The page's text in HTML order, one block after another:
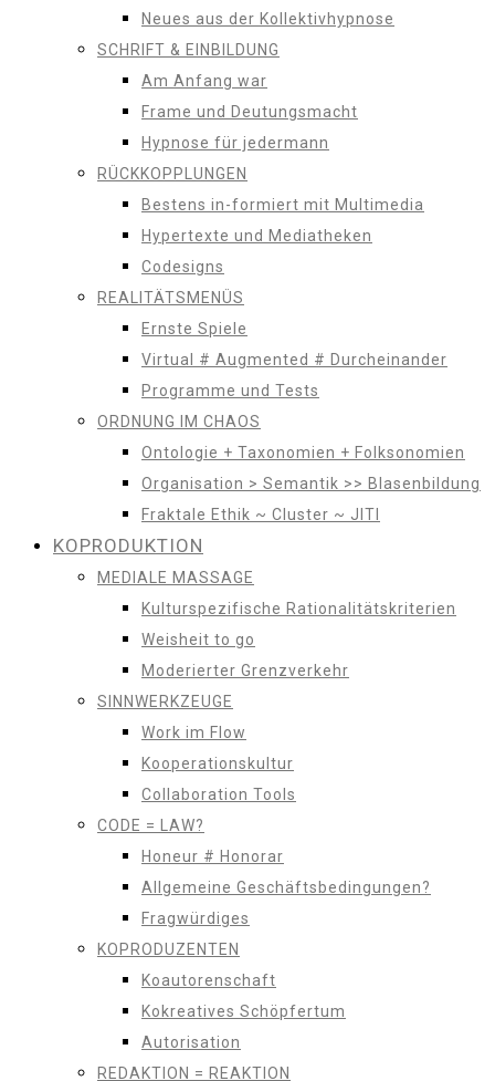
Neues aus der Kollektivhypnose
SCHRIFT & EINBILDUNG
Am Anfang war
Frame und Deutungsmacht
Hypnose für jedermann
RÜCKKOPPLUNGEN
Bestens in-formiert mit Multimedia
Hypertexte und Mediatheken
Codesigns
REALITÄTSMENÜS
Ernste Spiele
Virtual # Augmented # Durcheinander
Programme und Tests
ORDNUNG IM CHAOS
Ontologie + Taxonomien + Folksonomien
Organisation > Semantik >> Blasenbildung
Fraktale Ethik ~ Cluster ~ JITI
KOPRODUKTION
MEDIALE MASSAGE
Kulturspezifische Rationalitätskriterien
Weisheit to go
Moderierter Grenzverkehr
SINNWERKZEUGE
Work im Flow
Kooperationskultur
Collaboration Tools
CODE = LAW?
Honeur # Honorar
Allgemeine Geschäftsbedingungen?
Fragwürdiges
KOPRODUZENTEN
Koautorenschaft
Kokreatives Schöpfertum
Autorisation
REDAKTION = REAKTION